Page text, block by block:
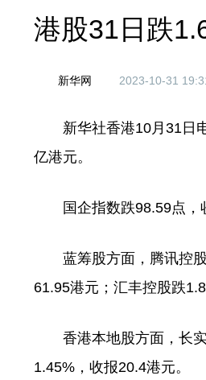
港股31日跌
新华网 2023-10-31
新华社香港10月31日电
亿港元。
国企指数跌98.59点，收
蓝筹股方面，腾讯控股
61.95港元；汇丰控股跌
香港本地股方面，长实
1.45%，收报20.4港元。